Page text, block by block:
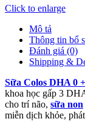
Click to enlarge
Mô tả
Thông tin bổ
Đánh giá (0)
Shipping &
Sữa Colos DHA 0
khoa học gấp 3
cho trí não, sữa non
miễn dịch khỏe,